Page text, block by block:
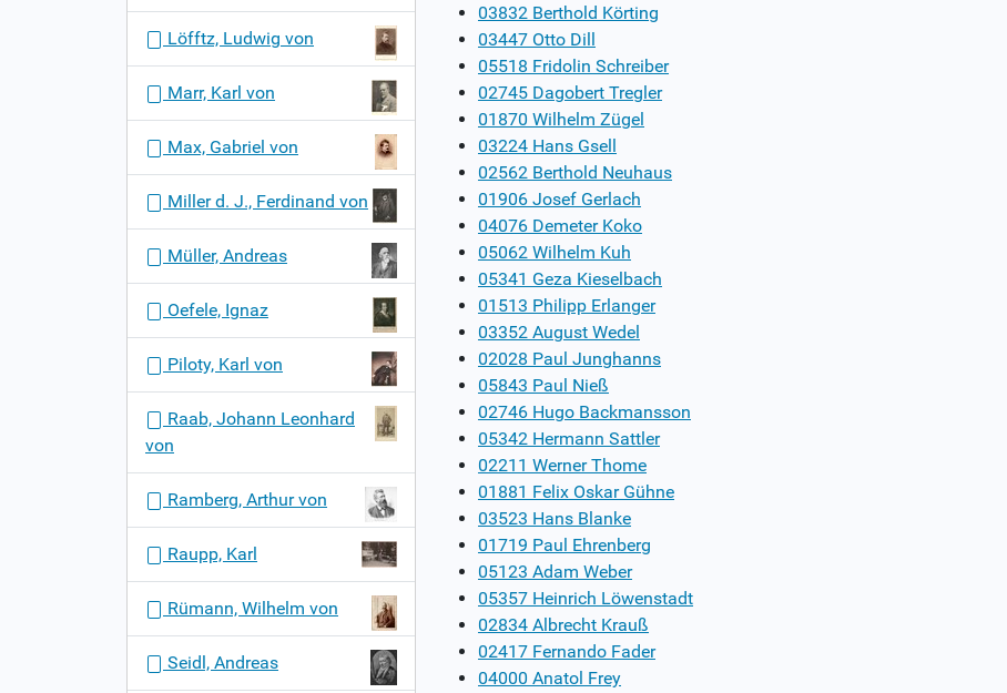
03832 Berthold Körting
03447 Otto Dill
05518 Fridolin Schreiber
02745 Dagobert Tregler
01870 Wilhelm Zügel
03224 Hans Gsell
02562 Berthold Neuhaus
01906 Josef Gerlach
04076 Demeter Koko
05062 Wilhelm Kuh
05341 Geza Kieselbach
01513 Philipp Erlanger
03352 August Wedel
02028 Paul Junghanns
05843 Paul Nieß
02746 Hugo Backmansson
05342 Hermann Sattler
02211 Werner Thome
01881 Felix Oskar Gühne
03523 Hans Blanke
01719 Paul Ehrenberg
05123 Adam Weber
05357 Heinrich Löwenstadt
02834 Albrecht Krauß
02417 Fernando Fader
04000 Anatol Frey
Löfftz, Ludwig von
Marr, Karl von
Max, Gabriel von
Miller d. J., Ferdinand von
Müller, Andreas
Oefele, Ignaz
Piloty, Karl von
Raab, Johann Leonhard
von
Ramberg, Arthur von
Raupp, Karl
Rümann, Wilhelm von
Seidl, Andreas